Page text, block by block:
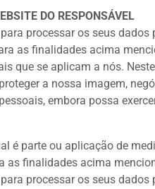
DO RESPONSÁVEL
processar os seus
as finalidades acima
que se aplicam a nós.
a nossa imagem,
embora possa
é parte ou aplicação de
as finalidades acima
processar os seus